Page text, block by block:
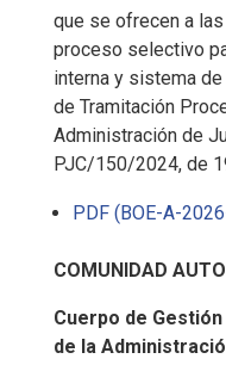
que se ofrecen a
proceso selectivo
interna y sistema
de Tramitación
Administración de
PJC/150/2024, de
PDF (BOE-A-
COMUNIDAD
Cuerpo de
de la